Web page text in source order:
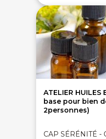
ATELIER HUILES
base pour bien
2personnes)
CAP SÉRÉNITÉ -